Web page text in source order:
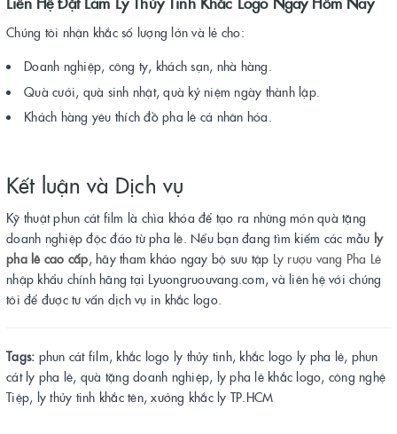
Chúng tôi nhận khắc số lượng lớn và lẻ cho:
Doanh nghiệp, công ty, khách sạn, nhà hàng.
Quà cưới, quà sinh nhật, quà kỷ niệm ngày thành lập.
Khách hàng yêu thích đồ pha lê cá nhân hóa.
Kết luận và Dịch vụ
Kỹ thuật phun cát film là chìa khóa để tạo ra những món quà tặng
doanh nghiệp độc đáo từ pha lê. Nếu bạn đang tìm kiếm các mẫu ly
pha lê cao cấp, hãy tham khảo ngay bộ sưu tập Ly rượu vang Pha Lê
nhập khẩu chính hãng tại Lyuongruouvang.com, và liên hệ với chúng
tôi để được tư vấn dịch vụ in khắc logo.
Tags: phun cát film, khắc logo ly thủy tinh, khắc logo ly pha lê, phun
cát ly pha lê, quà tặng doanh nghiệp, ly pha lê khắc logo, công nghệ
Tiệp, ly thủy tinh khắc tên, xưởng khắc ly TP.HCM